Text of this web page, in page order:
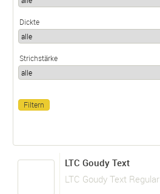
Dickte
Strichstärke
LTC Goudy Text
LTC Goudy Text Regular